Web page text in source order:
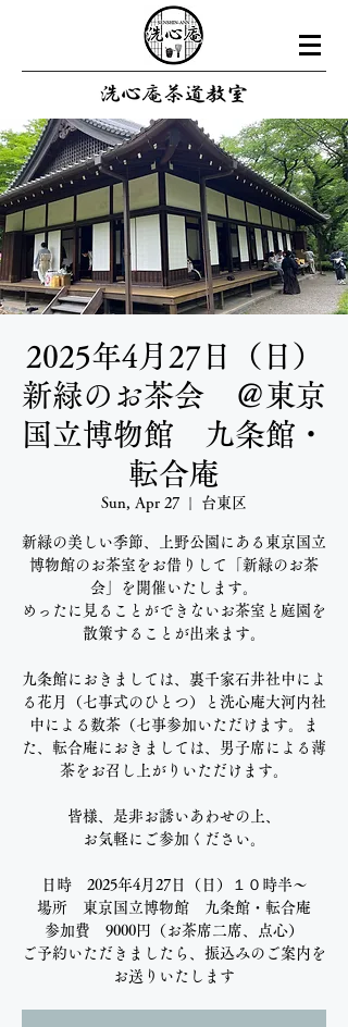
2025年4月27日（日）
新緑のお茶会 ＠東京
国立博物館 九条館・
転合庵
Sun, Apr 27 台東区
新緑の美しい季節、上野公園にある東京国立
博物館のお茶室をお借りして「新緑のお茶
会」を開催いたします。
めったに見ることができないお茶室と庭園を
散策することが出来ます。
九条館におきましては、裏千家石井社中によ
る花月（七事式のひとつ）と洗心庵大河内社
中による数茶（七事参加いただけます。ま
た、転合庵におきましては、男子席による薄
茶をお召し上がりいただけます。
皆様、是非お誘いあわせの上、
お気軽にご参加ください。
日時 2025年4月27日（日）１０時半～
場所 東京国立博物館 九条館・転合庵
参加費 9000円（お茶席二席、点心）
ご予約いただきましたら、振込みのご案内を